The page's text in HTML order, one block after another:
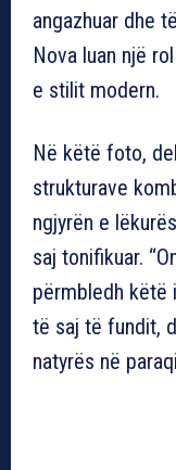
angazhuar dhe
Nova luan një
e stilit modern.
Në këtë foto,
strukturave
ngjyrën e
saj tonifikuar.
përmbledh
të saj të fundit,
natyrës në